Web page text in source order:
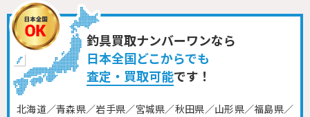
釣具買取ナンバーワンなら
日本全国どこからでも
査定・買取可能です！
北海道／青森県／岩手県／宮城県／秋田県／山形県／福島県／